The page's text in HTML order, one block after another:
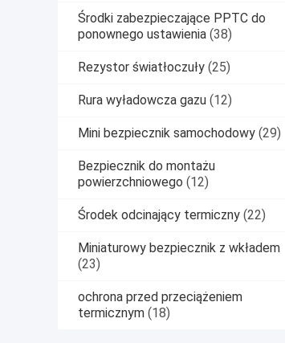
Środki zabezpieczające PPTC do
ponownego ustawienia (38)
Rezystor światłoczuły (25)
Rura wyładowcza gazu (12)
Mini bezpiecznik samochodowy (29)
Bezpiecznik do montażu
powierzchniowego (12)
Środek odcinający termiczny (22)
Miniaturowy bezpiecznik z wkładem
(23)
ochrona przed przeciążeniem
termicznym (18)